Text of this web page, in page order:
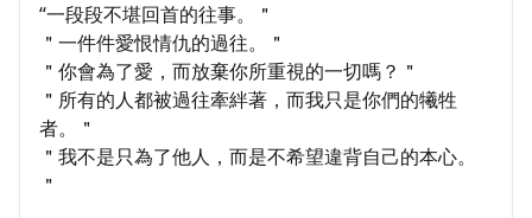
“一段段不堪回首的往事。＂
＂一件件愛恨情仇的過往。＂
＂你會為了愛，而放棄你所重視的一切嗎？＂
＂所有的人都被過往牽絆著，而我只是你們的犧牲
者。＂
＂我不是只為了他人，而是不希望違背自己的本心。
＂